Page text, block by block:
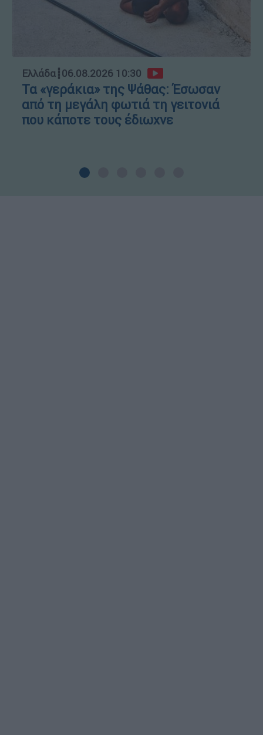
Ελλάδα┋06.08.2026 10:30
Τα «γεράκια» της Ψάθας: Έσωσαν
από τη μεγάλη φωτιά τη γειτονιά
που κάποτε τους έδιωχνε